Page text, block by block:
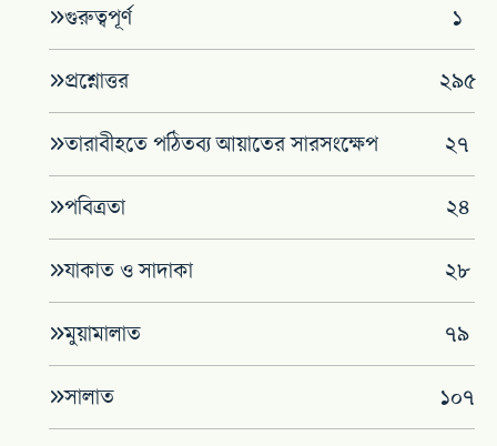
গুরুত্বপূর্ণ ১
প্রশ্নোত্তর ২৯৫
তারাবীহতে পঠিতব্য আয়াতের সারসংক্ষেপ ২৭
পবিত্রতা ২৪
যাকাত ও সাদাকা ২৮
মুয়ামালাত ৭৯
সালাত ১০৭